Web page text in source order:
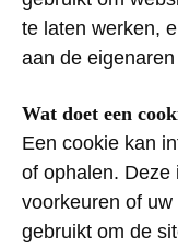
te laten werken,
aan de
Wat doet een
Een cookie kan
of ophalen. Deze
voorkeuren of
gebruikt om de